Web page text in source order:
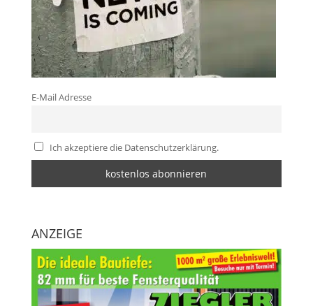
E-Mail Adresse
Ich akzeptiere die Datenschutzerklärung.
ANZEIGE